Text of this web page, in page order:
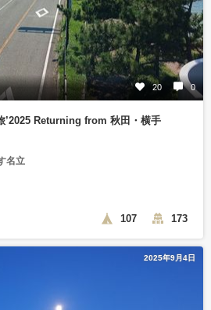
20 0
’2025 Returning from 秋田・横手
名立
107 173
2025年9月4日